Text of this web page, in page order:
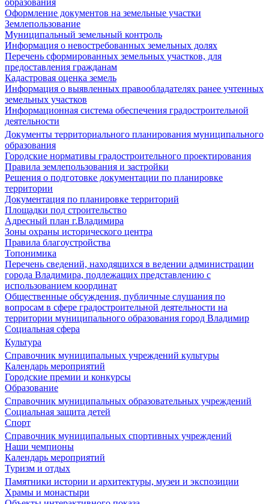
образования
Оформление документов на земельные участки
Землепользование
Муниципальный земельный контроль
Информация о невостребованных земельных долях
Перечень сформированных земельных участков, для
предоставления гражданам
Кадастровая оценка земель
Информация о выявленных правообладателях ранее учтенных
земельных участков
Информационная система обеспечения градостроительной
деятельности
Документы территориального планирования муниципального
образования
Городские нормативы градостроительного проектирования
Правила землепользования и застройки
Решения о подготовке документации по планировке
территории
Документация по планировке территорий
Площадки под строительство
Адресный план г.Владимира
Зоны охраны исторического центра
Правила благоустройства
Топонимика
Перечень сведений, находящихся в ведении администрации
города Владимира, подлежащих представлению с
использованием координат
Общественные обсуждения, публичные слушания по
вопросам в сфере градостроительной деятельности на
территории муниципального образования город Владимир
Социальная сфера
Культура
Справочник муниципальных учреждений культуры
Календарь мероприятий
Городские премии и конкурсы
Образование
Справочник муниципальных образовательных учреждений
Социальная защита детей
Спорт
Справочник муниципальных спортивных учреждений
Наши чемпионы
Календарь мероприятий
Туризм и отдых
Памятники истории и архитектуры, музеи и экспозиции
Храмы и монастыри